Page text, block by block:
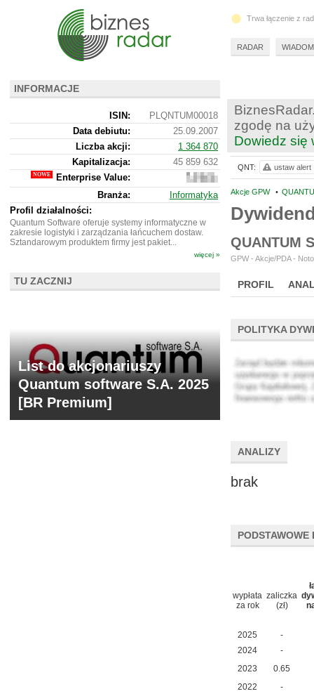
zgodę na
Dowiedz się
Akcje GPW •
QUANTUM
GPW - Akcje/PDA -
PROFIL
POLITYKA
ANALIZY
brak
PODSTAWOWE
wypłata
za rok
zaliczka
(zł)
2025
-
2024
-
2023
0.65
2022
-
QNT: ustaw alert
INFORMACJE
ISIN:
PLQNTUM00018
Data debiutu:
25.09.2007
Liczba akcji:
1 364 870
Kapitalizacja:
45 859 632
Enterprise Value:
37
571
632
Branża:
Informatyka
Profil działalności:
Quantum Software oferuje systemy informatyczne w
zakresie logistyki i zarządzania łańcuchem dostaw.
Sztandarowym produktem firmy jest pakiet...
więcej »
TU ZACZNIJ
List do akcjonariuszy
Quantum software S.A. 2025
[BR Premium]
Trwa łączenie z
RADAR